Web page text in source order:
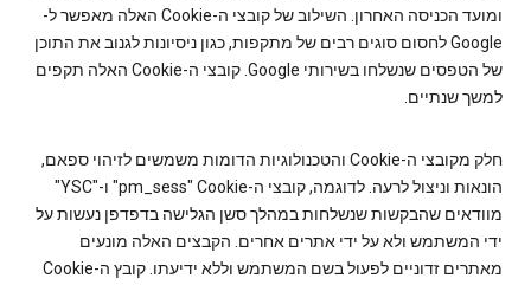
ומועד הכניסה האחרון. השילוב של קובצי ה-Cookie האלה מאפשר ל-
Google לחסום סוגים רבים של מתקפות, כגון ניסיונות לגנוב את התוכן
של הטפסים שנשלחו בשירותי Google. קובצי ה-Cookie האלה תקפים
למשך שנתיים.
חלק מקובצי ה-Cookie והטכנולוגיות הדומות משמשים לזיהוי ספאם,
הונאות וניצול לרעה. לדוגמה, קובצי ה-Cookie‏ "pm_sess" ו-"YSC"
מוודאים שהבקשות שנשלחות במהלך סשן הגלישה בדפדפן נעשות על
ידי המשתמש ולא על ידי אתרים אחרים. הקבצים האלה מונעים